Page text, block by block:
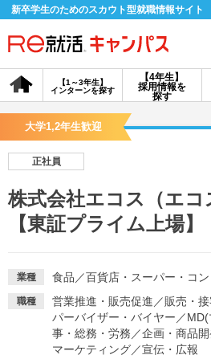
新卒学生のためのスカウト型就職情報サイト
【4年生】
採用情報を
探す
【1～3年生】
インターンを探す
会員登録
探す
【4年生】
【4年生】
イベントを探す スカウト
就活ノウハウ・サポート
大学1,2年生歓迎
正社員
株式会社エコス（エコ
【東証プライム上場】
業種 食品 ／百貨店・スーパー・コン
職種 営業推進・販売促進 ／販売・接
パーバイザー・バイヤー ／
事・総務・労務 ／企画・商品開
マーケティング／宣伝・広報